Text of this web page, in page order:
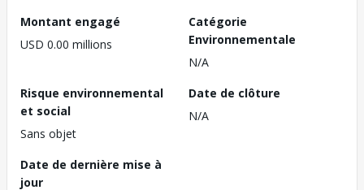
Montant engagé
USD 0.00 millions
Catégorie
Environnementale
N/A
Risque environnemental
et social
Sans objet
Date de clôture
N/A
Date de dernière mise à
jour